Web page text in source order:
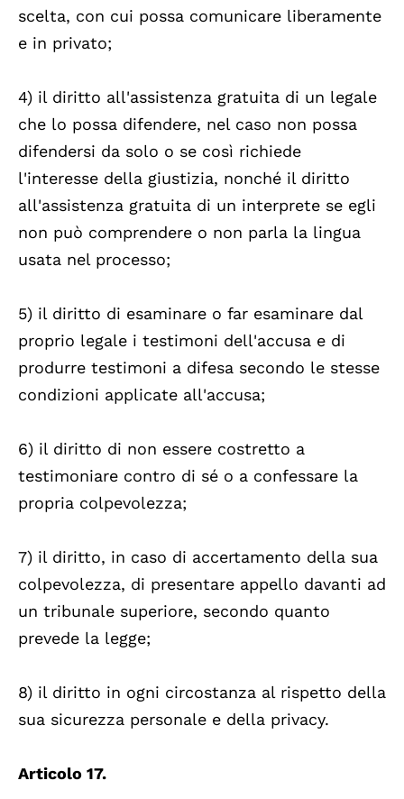
scelta, con cui possa comunicare liberamente
e in privato;
4) il diritto all'assistenza gratuita di un legale
che lo possa difendere, nel caso non possa
difendersi da solo o se così richiede
l'interesse della giustizia, nonché il diritto
all'assistenza gratuita di un interprete se egli
non può comprendere o non parla la lingua
usata nel processo;
5) il diritto di esaminare o far esaminare dal
proprio legale i testimoni dell'accusa e di
produrre testimoni a difesa secondo le stesse
condizioni applicate all'accusa;
6) il diritto di non essere costretto a
testimoniare contro di sé o a confessare la
propria colpevolezza;
7) il diritto, in caso di accertamento della sua
colpevolezza, di presentare appello davanti ad
un tribunale superiore, secondo quanto
prevede la legge;
8) il diritto in ogni circostanza al rispetto della
sua sicurezza personale e della privacy.
Articolo 17.